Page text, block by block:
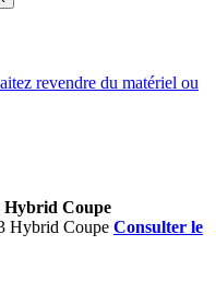
Coupe
Consulter le